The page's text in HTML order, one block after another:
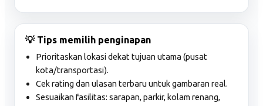
💡 Tips memilih penginapan
Prioritaskan lokasi dekat tujuan utama (pusat
kota/transportasi).
Cek rating dan ulasan terbaru untuk gambaran real.
Sesuaikan fasilitas: sarapan, parkir, kolam renang,